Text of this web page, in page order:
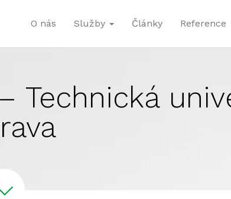
O nás Služby Články Reference
Technická